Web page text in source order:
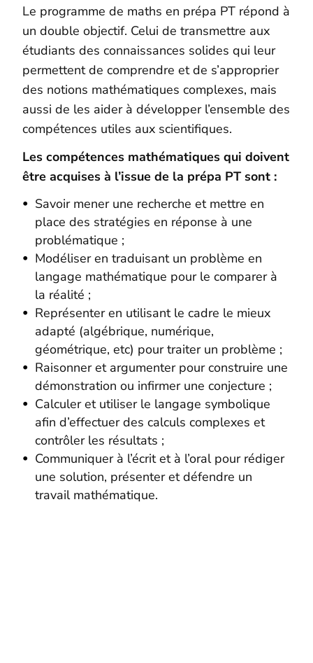
Le programme de maths en prépa PT répond à
un double objectif. Celui de transmettre aux
étudiants des connaissances solides qui leur
permettent de comprendre et de s’approprier
des notions mathématiques complexes, mais
aussi de les aider à développer l’ensemble des
compétences utiles aux scientifiques.
Les compétences mathématiques qui doivent
être acquises à l’issue de la prépa PT sont :
Savoir mener une recherche et mettre en
place des stratégies en réponse à une
problématique ;
Modéliser en traduisant un problème en
langage mathématique pour le comparer à
la réalité ;
Représenter en utilisant le cadre le mieux
adapté (algébrique, numérique,
géométrique, etc) pour traiter un problème ;
Raisonner et argumenter pour construire une
démonstration ou infirmer une conjecture ;
Calculer et utiliser le langage symbolique
afin d’effectuer des calculs complexes et
contrôler les résultats ;
Communiquer à l’écrit et à l’oral pour rédiger
une solution, présenter et défendre un
travail mathématique.